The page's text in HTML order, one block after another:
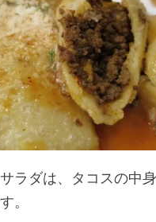
ラダは、タコスの中
。